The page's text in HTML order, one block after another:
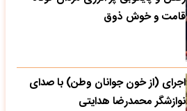
قامت و خوش ذوق
اجرای (از خون جوانان وطن) با صدای
نوازشگر محمدرضا هدایتی